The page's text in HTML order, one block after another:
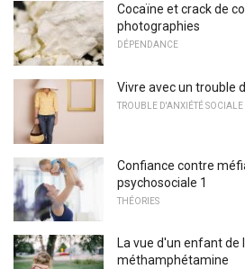
Cocaïne et crack de
photographies
DÉPENDANCE
Vivre avec un trouble
TROUBLE D'ANXIÉTÉ SOCIALE
Confiance contre
psychosociale 1
THÉORIES
La vue d'un enfant de
méthamphétamine